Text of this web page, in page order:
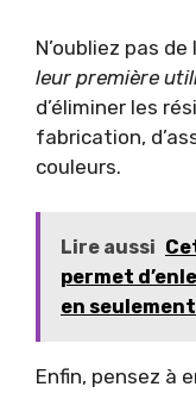
N’oubliez pas
leur première
d’éliminer les
fabrication,
couleurs.
Lire aussi
permet
en
Enfin, pensez à